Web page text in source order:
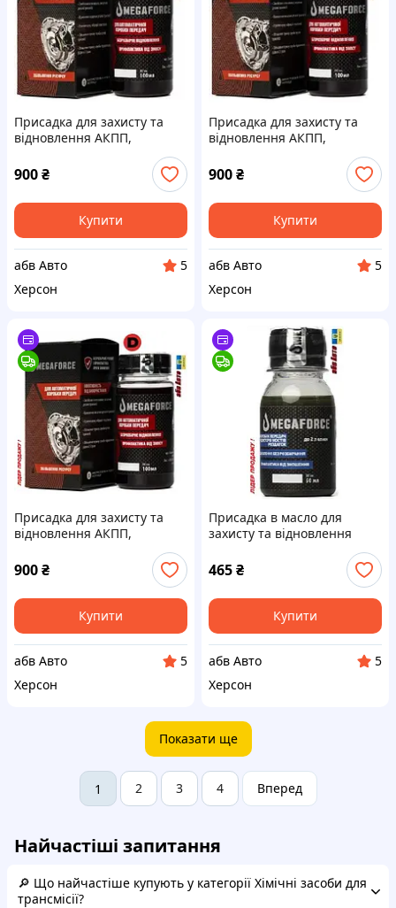
Присадка для захисту та
відновлення АКПП,
Варіаторів, DSG-T (жовтий)
до 4л MEGAFORCE 100мл
30520PA
900₴
Купити
абв Авто
5
Херсон
Присадка для захисту та
відновлення АКПП,
Варіаторів, DSG-D (зелений)
до 4л MEGAFORCE 100мл
30530PA
900₴
Купити
абв Авто
5
Херсон
Присадка для захисту та
відновлення АКПП,
(червоний) до 4л
MEGAFORCE 100 мл 30500PA
900₴
Купити
абв Авто
5
Херсон
Присадка в масло для
захисту та відновлення
"СТОП ШУМ" МКПП Мостів
Роздаткових до 2л
MEGAFORCE 50мл 30205Р
465₴
Купити
абв Авто
5
Херсон
Показати ще
1 2 3 4 Вперед
Найчастіші запитання
🔎 Що найчастіше купують у категорії Хімічні засоби для
трансмісії?